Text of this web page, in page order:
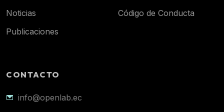
Noticias
Publicaciones
Código de Conducta
CONTACTO
info@openlab.ec